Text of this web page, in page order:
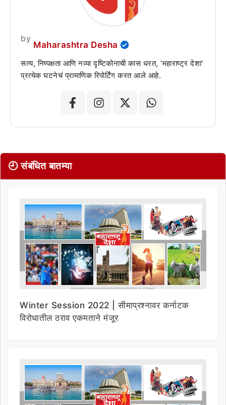
by
Maharashtra Desha
सत्य, निष्पक्षता आणि नव्या दृष्टिकोनाची कास धरत, 'महाराष्ट्र देशा'
प्रत्येक घटनेचं प्रामाणिक रिपोर्टिंग करत आले आहे.
🕘 संबंधित बातम्या
Winter Session 2022 | सीमाप्रश्नावर कर्नाटक
विरोधातील ठराव एकमताने मंजूर